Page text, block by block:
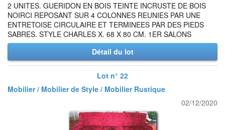
2 UNITES. GUERIDON EN BOIS TEINTE INCRUSTE DE BOIS
NOIRCI REPOSANT SUR 4 COLONNES REUNIES PAR UNE
ENTRETOISE CIRCULAIRE ET TERMINEES PAR DES PIEDS
SABRES. STYLE CHARLES X. 68 X 80 CM. 1ER SALONS
Détail du lot
Lot n° 22
Mobilier / Mobilier de Style / Mobilier Rustique
02/12/2020